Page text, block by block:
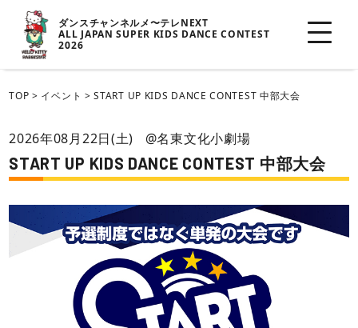
ダンスチャンネルメ〜テレNEXT
ALL JAPAN SUPER KIDS DANCE CONTEST
2026
TOP > イベント >START UP KIDS DANCE CONTEST 中部大会
2026年08月22日(土) @名東文化小劇場
START UP KIDS DANCE CONTEST 中部大会